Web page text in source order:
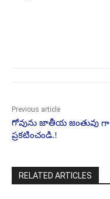
Previous article
గోవును జాతీయ జంతువు గా
ప్రకటించండి.!
RELATED ARTICLES